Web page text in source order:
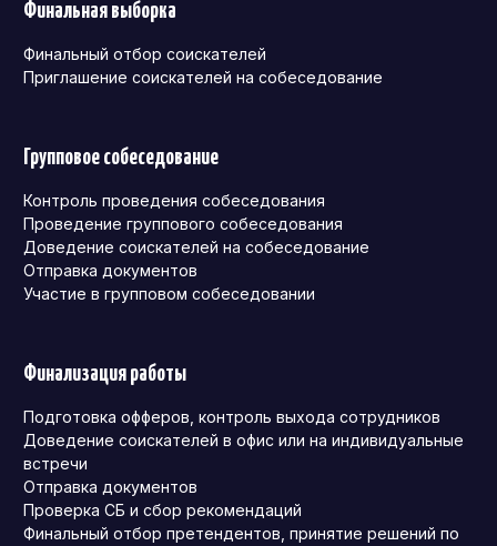
Финальная выборка
Финальный отбор соискателей
Приглашение соискателей на собеседование
Групповое собеседование
Контроль проведения собеседования
Проведение группового собеседования
Доведение соискателей на собеседование
Отправка документов
Участие в групповом собеседовании
Финализация работы
Подготовка офферов, контроль выхода сотрудников
Доведение соискателей в офис или на индивидуальные
встречи
Отправка документов
Проверка СБ и сбор рекомендаций
Финальный отбор претендентов, принятие решений по